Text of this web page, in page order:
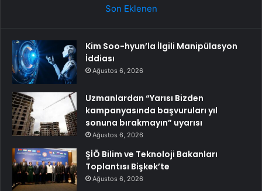
Son Eklenen
Kim Soo-hyun’la İlgili Manipülasyon
İddiası
Ağustos 6, 2026
Uzmanlardan “Yarısı Bizden
kampanyasında başvuruları yıl
sonuna bırakmayın” uyarısı
Ağustos 6, 2026
ŞİÖ Bilim ve Teknoloji Bakanları
Toplantısı Bişkek’te
Ağustos 6, 2026